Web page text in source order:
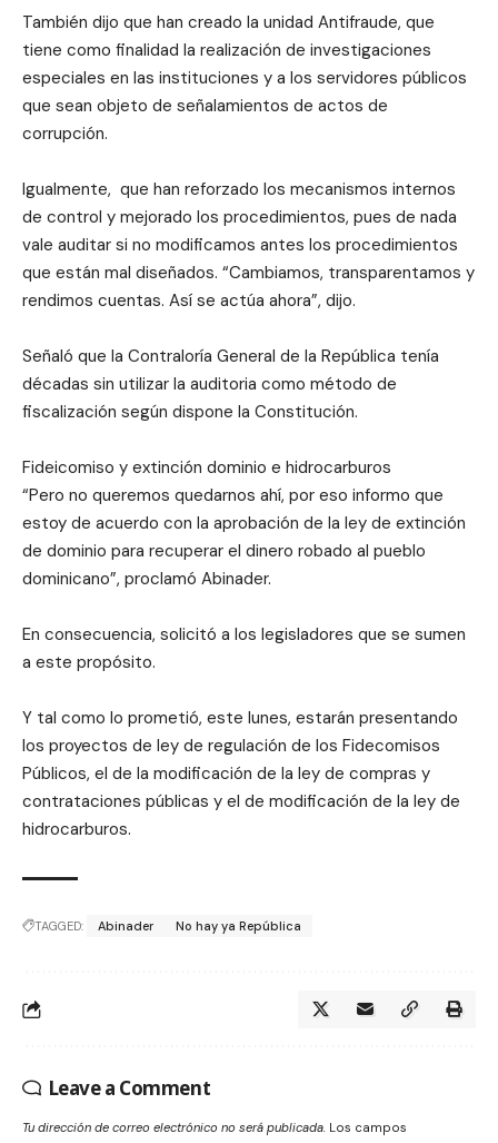
También dijo que han creado la unidad Antifraude, que
tiene como finalidad la realización de investigaciones
especiales en las instituciones y a los servidores públicos
que sean objeto de señalamientos de actos de
corrupción.
Igualmente, que han reforzado los mecanismos internos
de control y mejorado los procedimientos, pues de nada
vale auditar si no modificamos antes los procedimientos
que están mal diseñados. “Cambiamos, transparentamos y
rendimos cuentas. Así se actúa ahora”, dijo.
Señaló que la Contraloría General de la República tenía
décadas sin utilizar la auditoria como método de
fiscalización según dispone la Constitución.
Fideicomiso y extinción dominio e hidrocarburos
“Pero no queremos quedarnos ahí, por eso informo que
estoy de acuerdo con la aprobación de la ley de extinción
de dominio para recuperar el dinero robado al pueblo
dominicano”, proclamó Abinader.
En consecuencia, solicitó a los legisladores que se sumen
a este propósito.
Y tal como lo prometió, este lunes, estarán presentando
los proyectos de ley de regulación de los Fidecomisos
Públicos, el de la modificación de la ley de compras y
contrataciones públicas y el de modificación de la ley de
hidrocarburos.
TAGGED: Abinader No hay ya República
Leave a Comment
Tu dirección de correo electrónico no será publicada. Los campos